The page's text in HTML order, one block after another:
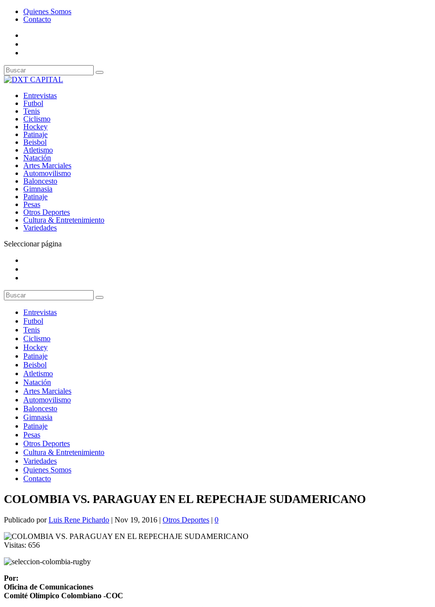
Quienes Somos
Contacto
Entrevistas
Futbol
Tenis
Ciclismo
Hockey
Patinaje
Beisbol
Atletismo
Natación
Artes Marciales
Automovilismo
Baloncesto
Gimnasia
Patinaje
Pesas
Otros Deportes
Cultura & Entretenimiento
Variedades
Seleccionar página
Entrevistas
Futbol
Tenis
Ciclismo
Hockey
Patinaje
Beisbol
Atletismo
Natación
Artes Marciales
Automovilismo
Baloncesto
Gimnasia
Patinaje
Pesas
Otros Deportes
Cultura & Entretenimiento
Variedades
Quienes Somos
Contacto
COLOMBIA VS. PARAGUAY EN EL REPECHAJE SUDAMERICANO
Publicado porLuis Rene Pichardo | Nov 19, 2016 | Otros Deportes | 0
Visitas: 656
Por:
Oficina de Comunicaciones
Comité Olímpico Colombiano -COC